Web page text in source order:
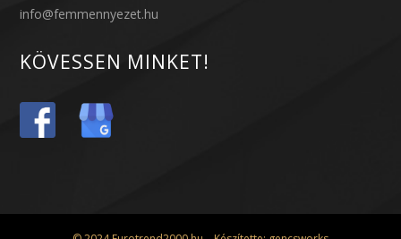
info@femmennyezet.hu
KÖVESSEN MINKET!